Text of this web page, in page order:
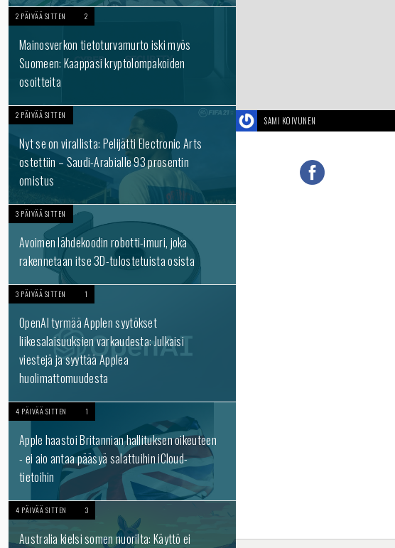
2 PÄIVÄÄ SITTEN 2
Mainosverkon tietoturvamurto iski myös
Suomeen: Kaappasi kryptolompakoiden
osoitteita
2 PÄIVÄÄ SITTEN
Nyt se on virallista: Pelijätti Electronic Arts
ostettiin – Saudi-Arabialle 93 prosentin
omistus
3 PÄIVÄÄ SITTEN
Avoimen lähdekoodin robotti-imuri, joka
rakennetaan itse 3D-tulostetuista osista
3 PÄIVÄÄ SITTEN 1
OpenAI tyrmää Applen syytökset
liikesalaisuuksien varkaudesta: Julkaisi
viestejä ja syyttää Applea
huolimattomuudesta
4 PÄIVÄÄ SITTEN 1
Apple haastoi Britannian hallituksen oikeuteen
- ei aio antaa pääsyä salattuihin iCloud-
tietoihin
4 PÄIVÄÄ SITTEN 3
Australia kielsi somen nuorilta: Käyttö ei
SAMI KOIVUNEN